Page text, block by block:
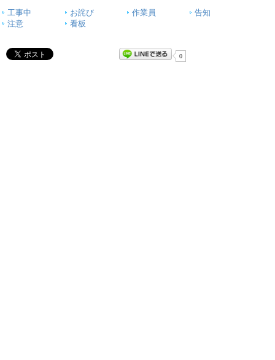
工事中 お詫び 作業員
告知
注意
看板
0